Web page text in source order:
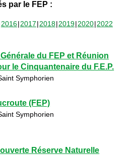
par le FEP :
2016 2017 2018 2019 2020 2022
du FEP et Réunion
le Cinquantenaire du F.E.P.
Symphorien
(FEP)
Symphorien
Réserve Naturelle